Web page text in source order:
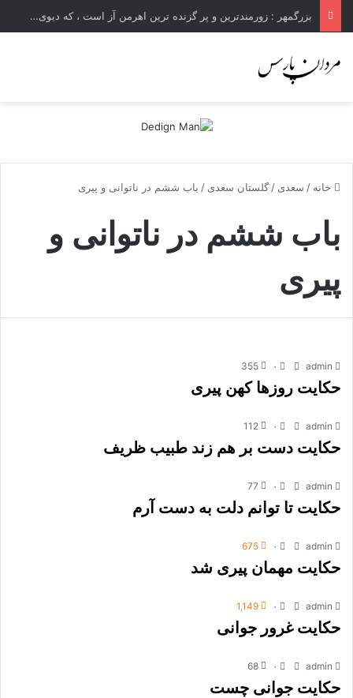
بزرگمهر : زورمندترین و پر گزنده ترین اهرمن آز است ، که دیوی است ستمکار و دیر ساز
خانه / سعدی / گلستان سعدی / باب ششم در ناتوانى و پيرى
باب ششم در ناتوانى و
پيرى
admin ۰ 355
حکایت روزها کهن پیری
admin ۰ 112
حکایت دست بر هم زند طبیب ظریف
admin ۰ 77
حکایت تا توانم دلت به دست آرم
admin ۰ 675
حکایت مهمان پیری شد
admin ۰ 1,149
حکایت غرور جوانی
admin ۰ 68
حکایت جوانى چست